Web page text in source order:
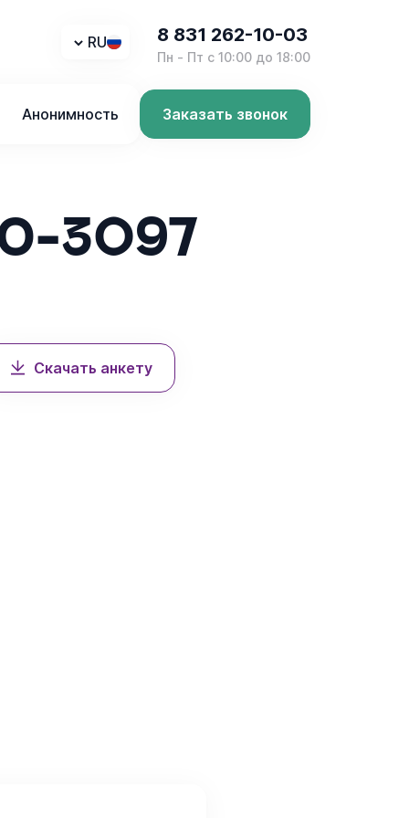
RU 8 831 262-10-03
Пн - Пт с 10:00 до 18:00
Анонимность Заказать звонок
3097
Скачать анкету